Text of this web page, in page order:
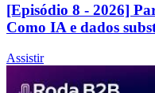
[Episódio 8 - 2026]
Como IA e dados
Assistir